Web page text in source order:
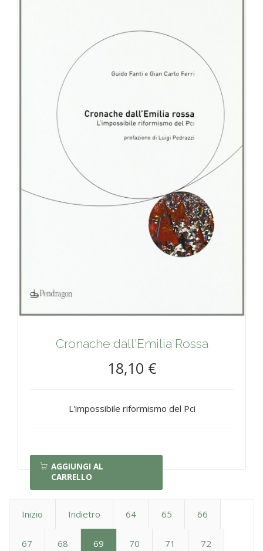
Cronache dall'Emilia Rossa
18,10 €
L'impossibile riformismo del Pci
AGGIUNGI AL
CARRELLO
Inizio Indietro 64 65 66
67 68 69 70 71 72